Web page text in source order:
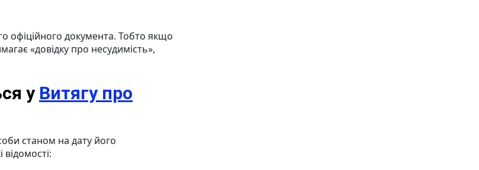
офіційного документа. Тобто якщо
«довідку про несудимість»,
у Витягу про
станом на дату його